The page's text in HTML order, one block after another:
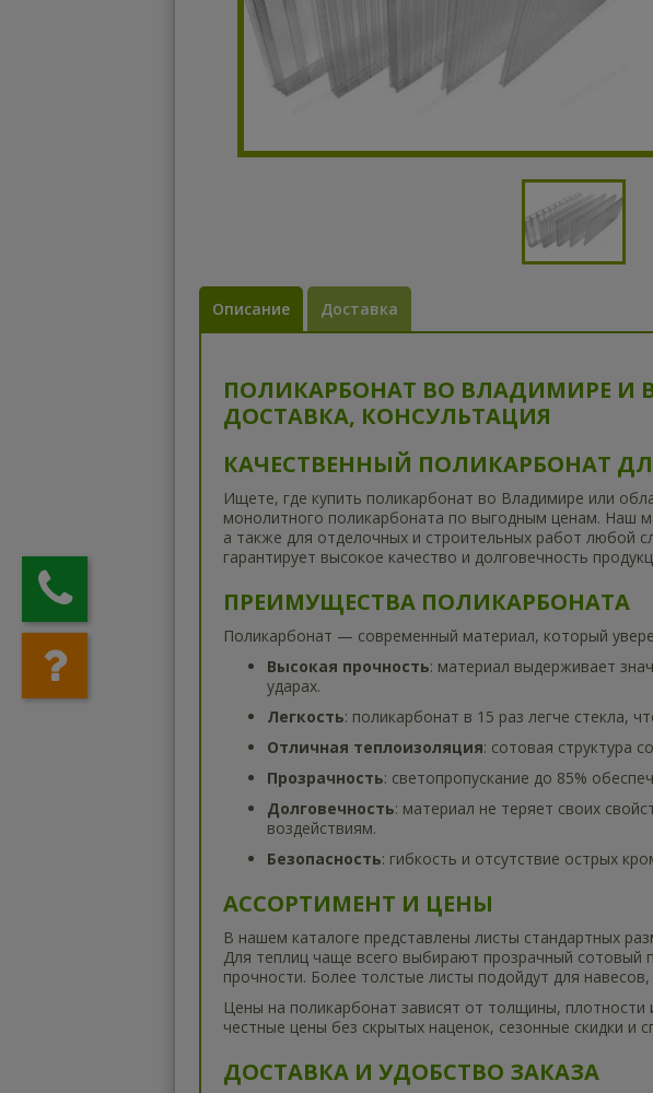
Описание Доставка
ПОЛИКАРБОНАТ ВО ВЛАДИМИРЕ
ДОСТАВКА, КОНСУЛЬТАЦИЯ
КАЧЕСТВЕННЫЙ ПОЛИКАРБОНАТ
Ищете, где купить поликарбонат во Владимире или
монолитного поликарбоната по выгодным ценам. Наш
а также для отделочных и строительных работ любой
гарантирует высокое качество и долговечность
ПРЕИМУЩЕСТВА ПОЛИКАРБОНАТА
Поликарбонат — современный материал, который
Высокая прочность: материал выдерживает
ударах.
Легкость: поликарбонат в 15 раз легче стекла,
Отличная теплоизоляция: сотовая структура
Прозрачность: светопропускание до 85%
Долговечность: материал не теряет своих
воздействиям.
Безопасность: гибкость и отсутствие острых
АССОРТИМЕНТ И ЦЕНЫ
В нашем каталоге представлены листы стандартных
Для теплиц чаще всего выбирают прозрачный
прочности. Более толстые листы подойдут для
Цены на поликарбонат зависят от толщины,
честные цены без скрытых наценок, сезонные скидки и
ДОСТАВКА И УДОБСТВО ЗАКАЗА